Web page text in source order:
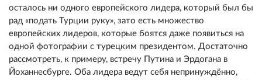
осталось ни одного европейского лидера, который был бы
рад «подать Турции руку», зато есть множество
европейских лидеров, которые боятся даже появиться на
одной фотографии с турецким президентом. Достаточно
рассмотреть, к примеру, встречу Путина и Эрдогана в
Йоханнесбурге. Оба лидера ведут себя непринуждённо,